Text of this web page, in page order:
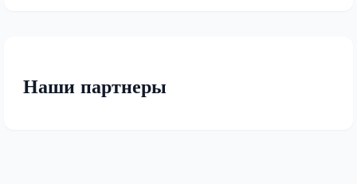
Наши партнеры